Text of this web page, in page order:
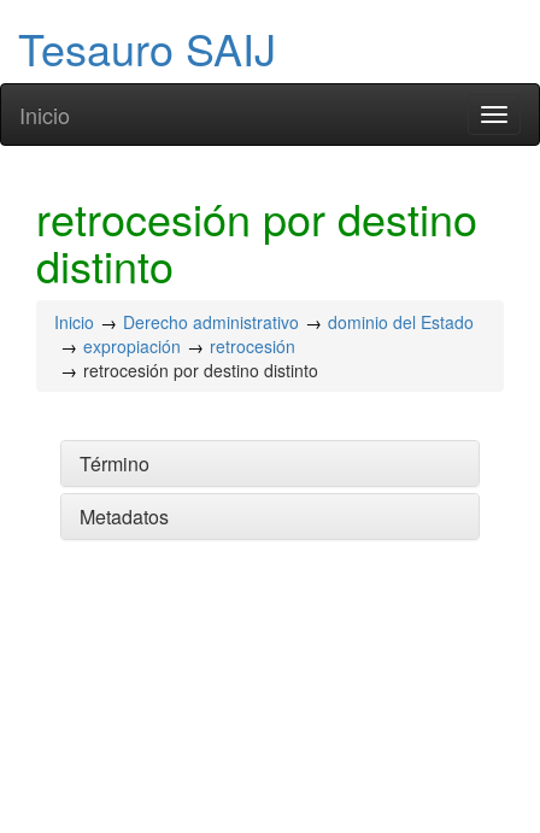
Tesauro SAIJ
Inicio
retrocesión por destino
distinto
Inicio Derecho administrativo
dominio del Estado
expropiación
retrocesión
retrocesión por destino distinto
Término
Metadatos